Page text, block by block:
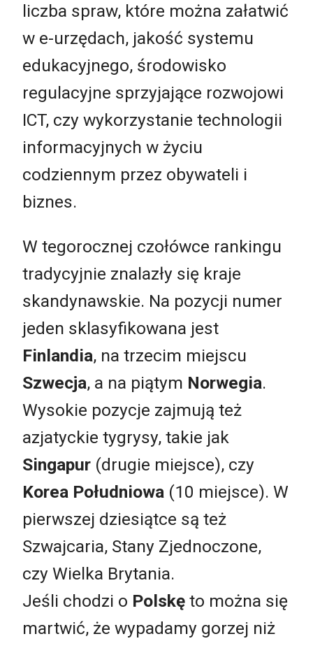
liczba spraw, które można załatwić
w e-urzędach, jakość systemu
edukacyjnego, środowisko
regulacyjne sprzyjające rozwojowi
ICT, czy wykorzystanie technologii
informacyjnych w życiu
codziennym przez obywateli i
biznes.
W tegorocznej czołówce rankingu
tradycyjnie znalazły się kraje
skandynawskie. Na pozycji numer
jeden sklasyfikowana jest
Finlandia, na trzecim miejscu
Szwecja, a na piątym Norwegia.
Wysokie pozycje zajmują też
azjatyckie tygrysy, takie jak
Singapur (drugie miejsce), czy
Korea Południowa (10 miejsce). W
pierwszej dziesiątce są też
Szwajcaria, Stany Zjednoczone,
czy Wielka Brytania.
Jeśli chodzi o Polskę to można się
martwić, że wypadamy gorzej niż